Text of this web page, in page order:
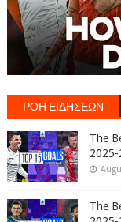
ΡΟΗ ΕΙΔΗΣΕΩΝ
The
2025-
The